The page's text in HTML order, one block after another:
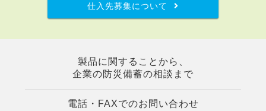
仕入先募集について
製品に関することから、
企業の防災備蓄の相談まで
電話・FAXでのお問い合わせ